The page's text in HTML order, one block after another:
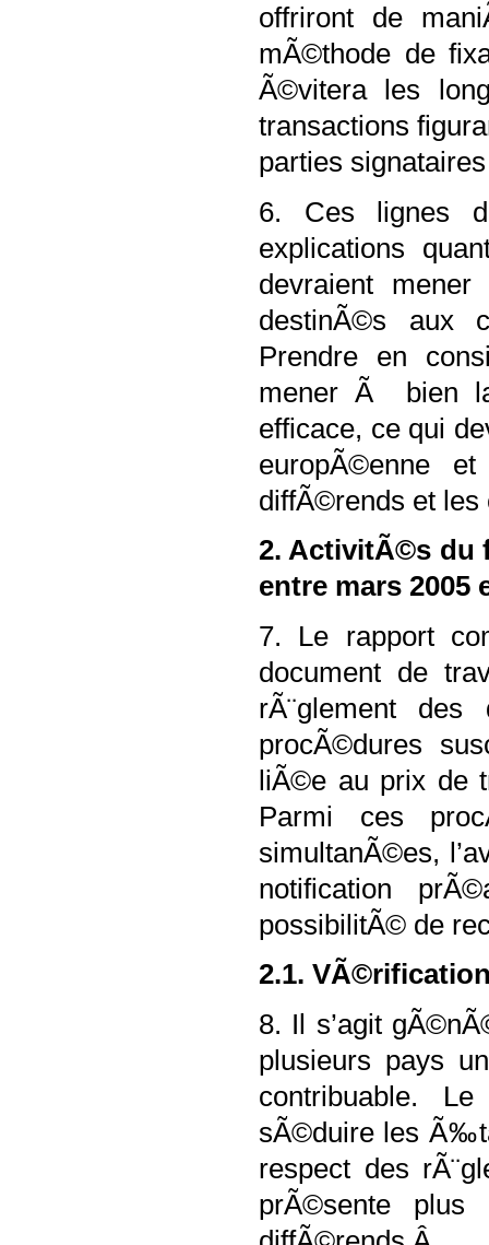
offriront de
mÃ©thode de
Ã©vitera les
transactions
parties
6. Ces lignes
explications
devraient
destinÃ©s aux
Prendre en
mener Ã bien la
efficace, ce qui
europÃ©enne
diffÃ©rends et
2. ActivitÃ©s du
entre mars 2005
7. Le rapport
document de
rÃ¨glement
procÃ©dures
liÃ©e au prix de
Parmi ces
simultanÃ©es,
notification
possibilitÃ© de
2.1.
8. Il s’agit
plusieurs pays
contribuable.
sÃ©duire les
respect des
prÃ©sente